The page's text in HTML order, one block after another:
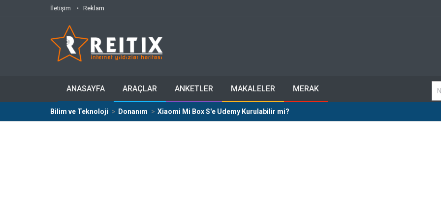
İletişim Reklam
ANASAYFA ARAÇLAR ANKETLER MAKALELER MERAK
Bilim ve Teknoloji Donanım Xiaomi Mi Box S'e Udemy Kurulabilir mi?